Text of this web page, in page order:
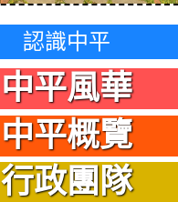
認識中平
中平風華
中平概覽
行政團隊